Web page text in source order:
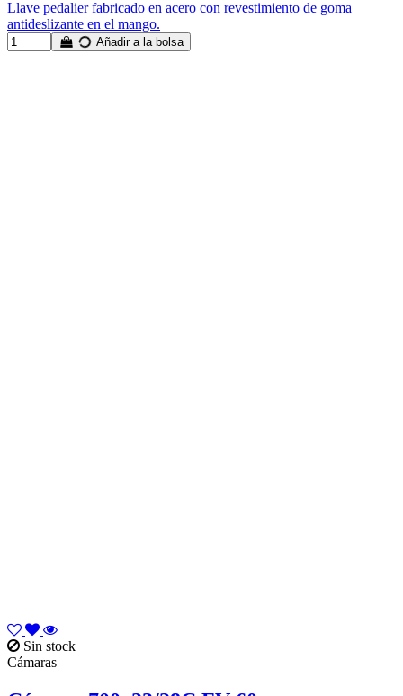
Llave pedalier fabricado en acero con revestimiento de goma
antideslizante en el mango.
Añadir a la bolsa
Sin stock
Cámaras